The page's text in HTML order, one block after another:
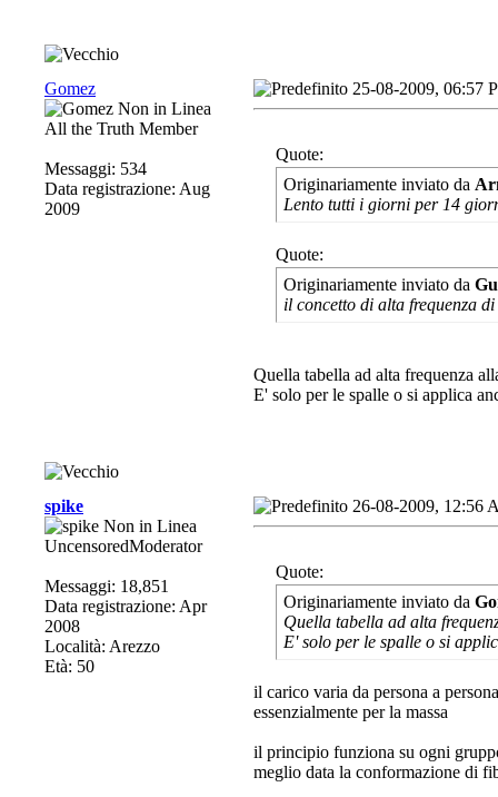
Gomez
All the Truth Member
Messaggi: 534
Data registrazione: Aug
2009
25-08-2009, 06:57
Quote:
Originariamente inviato da
Lento tutti i giorni per 14
Quote:
Originariamente inviato da
il concetto di alta frequenza
Quella tabella ad alta frequenza
E' solo per le spalle o si applica
spike
UncensoredModerator
Messaggi: 18,851
Data registrazione: Apr
2008
Località: Arezzo
Età: 50
26-08-2009, 12:56
Quote:
Originariamente inviato da
Quella tabella ad alta
E' solo per le spalle o si
il carico varia da persona a
essenzialmente per la massa
il principio funziona su ogni
meglio data la conformazione di